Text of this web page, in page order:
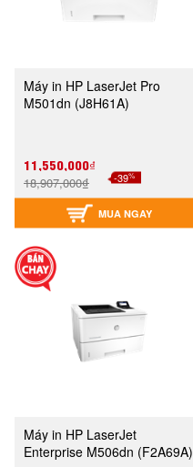
Máy in HP LaserJet Pro
M501dn (J8H61A)
11,550,000₫
18,907,000₫ -39%
MUA NGAY
Máy in HP LaserJet
Enterprise M506dn (F2A69A)